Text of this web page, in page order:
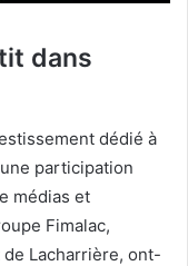
dans
dédié à
participation
médias et
Fimalac,
Lacharrière, ont-